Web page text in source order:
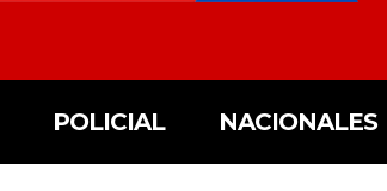
POLICIAL NACIONALES